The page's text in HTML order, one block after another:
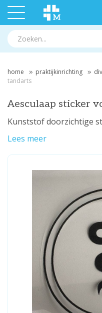
home praktijkinrichting
tandarts
Aesculaap sticker
Kunststof doorzichtige
Lees meer